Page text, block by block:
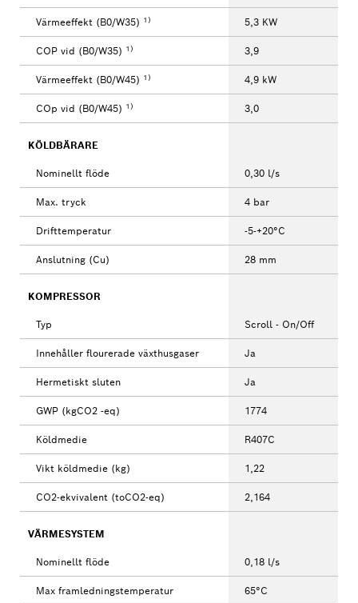
Värmeeffekt (B0/W35) 1) 5,3 KW
COP vid (B0/W35) 1) 3,9
Värmeeffekt (B0/W45) 1) 4,9 kW
COp vid (B0/W45) 1) 3,0
KÖLDBÄRARE
Nominellt flöde 0,30 l/s
Max. tryck 4 bar
Drifttemperatur -5-+20°C
Anslutning (Cu) 28 mm
KOMPRESSOR
Typ Scroll - On/Off
Innehåller flourerade växthusgaser Ja
Hermetiskt sluten Ja
GWP (kgCO2 -eq) 1774
Köldmedie R407C
Vikt köldmedie (kg) 1,22
CO2-ekvivalent (toCO2-eq) 2,164
VÄRMESYSTEM
Nominellt flöde 0,18 l/s
Max framledningstemperatur 65°C